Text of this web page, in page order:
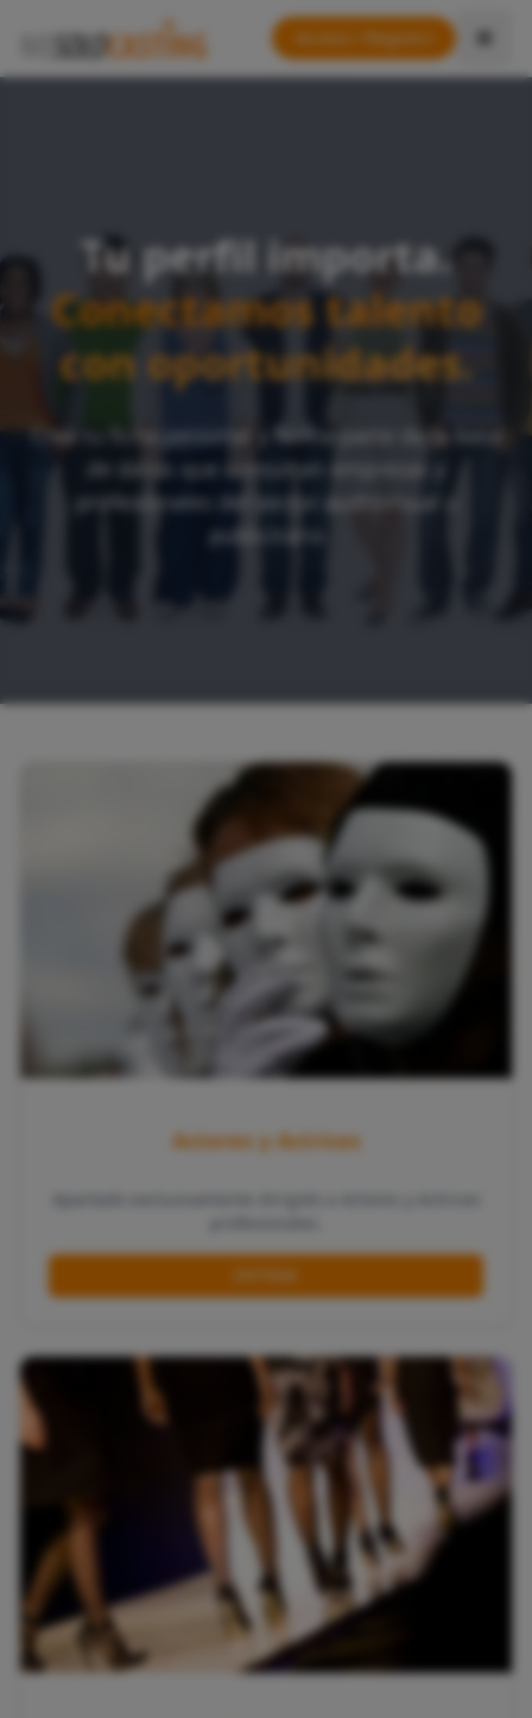
Acceso / Registro
Tu perfil importa.
Conectamos talento
con oportunidades.
Crea tu ficha personal y forma parte de la base
de datos que consultan empresas y
profesionales del sector audiovisual y
publicitario
Actores y Actrices